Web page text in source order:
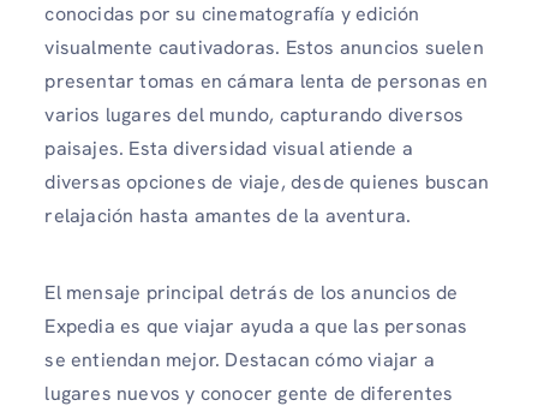
conocidas por su cinematografía y edición
visualmente cautivadoras. Estos anuncios suelen
presentar tomas en cámara lenta de personas en
varios lugares del mundo, capturando diversos
paisajes. Esta diversidad visual atiende a
diversas opciones de viaje, desde quienes buscan
relajación hasta amantes de la aventura.
El mensaje principal detrás de los anuncios de
Expedia es que viajar ayuda a que las personas
se entiendan mejor. Destacan cómo viajar a
lugares nuevos y conocer gente de diferentes